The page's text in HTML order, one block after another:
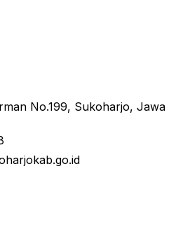
No.199, Sukoharjo, Jawa